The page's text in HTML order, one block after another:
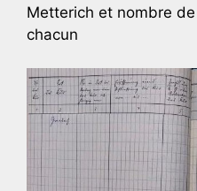
Metterich et nombre
chacun